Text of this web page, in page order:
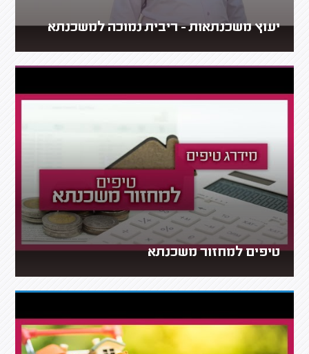
יעוץ משכנתאות - ריבית נמוכה למשכנתא
טיפים למחזור משכנתא